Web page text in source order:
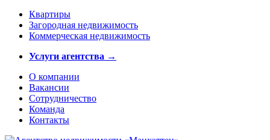
Квартиры
Загородная недвижимость
Коммерческая недвижимость
Услуги агентства →
О компании
Вакансии
Сотрудничество
Команда
Контакты